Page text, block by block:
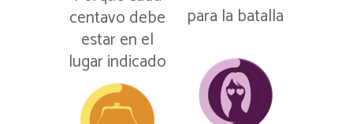
centavo debe
estar en el
lugar indicado
para la batalla